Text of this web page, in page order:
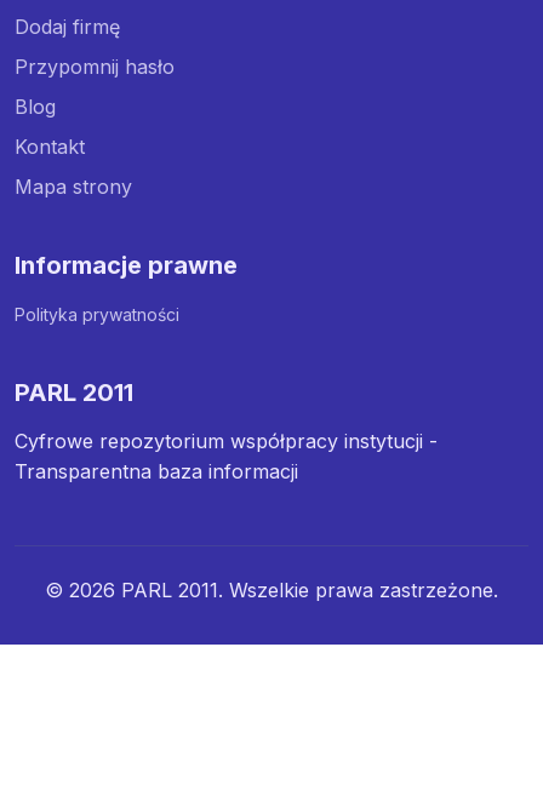
Dodaj firmę
Przypomnij hasło
Blog
Kontakt
Mapa strony
Informacje prawne
Polityka prywatności
PARL 2011
Cyfrowe repozytorium współpracy instytucji -
Transparentna baza informacji
© 2026 PARL 2011. Wszelkie prawa zastrzeżone.